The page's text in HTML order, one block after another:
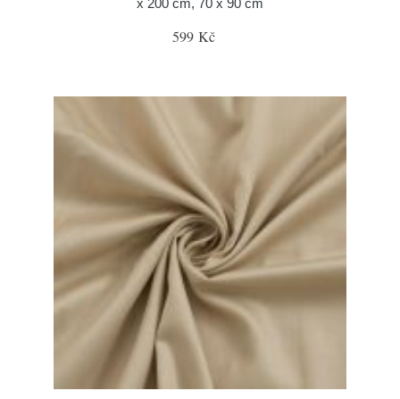
x 200 cm, 70 x 90 cm
599 Kč